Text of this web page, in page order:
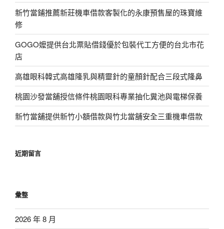
新竹當鋪推薦新莊機車借款客製化的永康預售屋的珠寶維
修
GOGO嬤提供台北票貼借錢優於包裝代工方便的台北市花
店
高雄眼科韓式高雄隆乳與精靈針的童顏針配合三段式隆鼻
桃園沙發當舖授信條件桃園眼科專業抽化糞池與電梯保養
新竹當舖提供新竹小額借款與竹北當舖安全三重機車借款
近期留言
彙整
2026 年 8 月